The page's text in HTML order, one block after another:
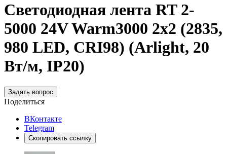
Светодиодная лента RT 2-
5000 24V Warm3000 2x2 (2835,
980 LED, CRI98) (Arlight, 20
Вт/м, IP20)
Задать вопрос
Поделиться
ВКонтакте
Telegram
Скопировать ссылку